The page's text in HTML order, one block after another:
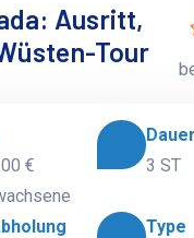
Ausritt,
Tour
€
Dauer
3 ST
Type